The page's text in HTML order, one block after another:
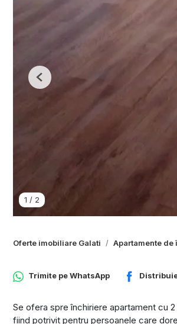
1 / 2
Previous
Oferte imobiliare Galati Apartamente de
Trimite peWhatsApp
Se ofera spre închiriere apartament cu
fiind potrivit pentru persoanele care